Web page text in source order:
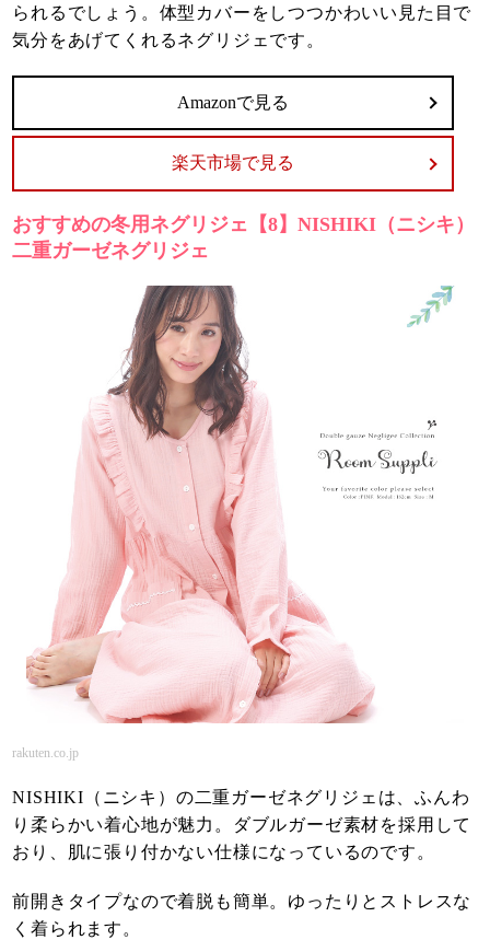
られるでしょう。体型カバーをしつつかわいい見た目で
気分をあげてくれるネグリジェです。
Amazonで見る
楽天市場で見る
おすすめの冬用ネグリジェ【8】NISHIKI（ニシキ）
二重ガーゼネグリジェ
rakuten.co.jp
NISHIKI（ニシキ）の二重ガーゼネグリジェは、ふんわ
り柔らかい着心地が魅力。ダブルガーゼ素材を採用して
おり、肌に張り付かない仕様になっているのです。
前開きタイプなので着脱も簡単。ゆったりとストレスな
く着られます。